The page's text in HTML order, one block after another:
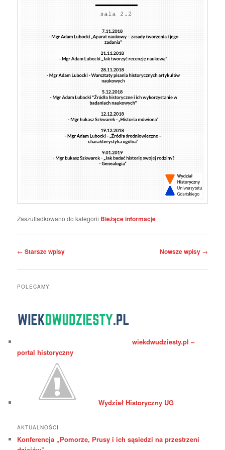
Zaszufladkowano do kategorii Bieżące informacje
Nawigacja
← Starsze wpisy Nowsze wpisy →
POLECAMY:
wiekdwudziesty.pl –
portal historyczny
Wydział Historyczny UG
AKTUALNOŚCI
Konferencja „Pomorze, Prusy i ich sąsiedzi na przestrzeni